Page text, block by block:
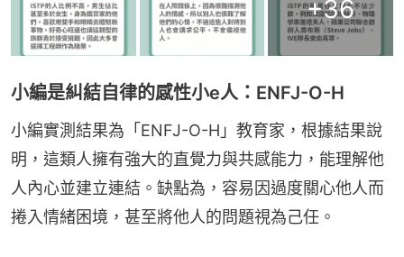
+36
小編是糾結自律的感性小e人：ENFJ-O-H
小編實測結果為「ENFJ-O-H」教育家，根據結果說
明，這類人擁有強大的直覺力與共感能力，能理解他
人內心並建立連結。缺點為，容易因過度關心他人而
捲入情緒困境，甚至將他人的問題視為己任。